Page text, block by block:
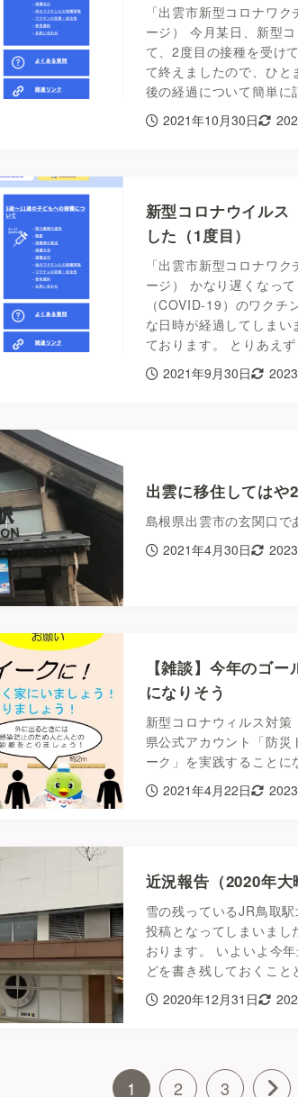
「出雲市新型コロナワ
ージ） 今月某日、新型
て、2度目の接種を受け
て終えましたので、ひ
後の経過について簡単
2021年10月30日
新型コロナウイルス
した（1度目）
「出雲市新型コロナワ
ージ） かなり遅くなっ
（COVID-19）のワク
な日時が経過してしま
ております。 とりあえ
2021年9月30日
出雲に移住してはや
島根県出雲市の玄関口
2021年4月30日
【雑談】今年のゴ
になりそう
新型コロナウィルス対
県公式アカウント「防
ーク」を実践すること
2021年4月22日
近況報告（2020年大
雪の残っているJR鳥取
投稿となってしまいまし
おります。 いよいよ今
どを書き残しておくこ
2020年12月31日
1 2 3